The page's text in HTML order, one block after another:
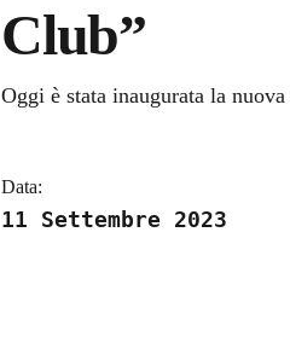
Club”
Dettagli della
Oggi è stata inaugurata la
Data:
11 Settembre 2023